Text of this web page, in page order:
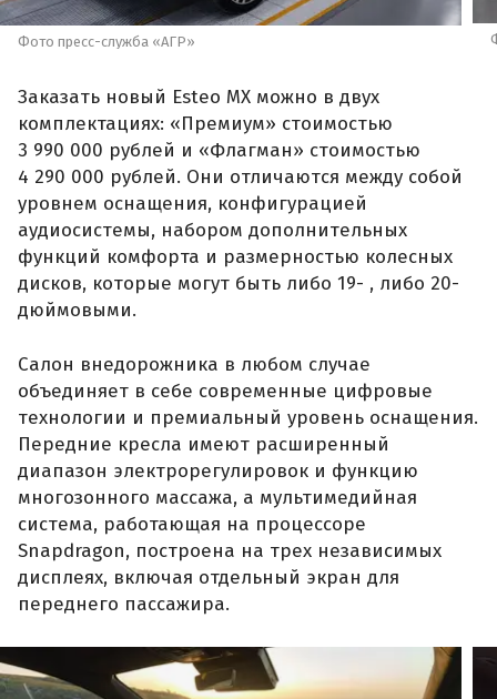
Фото пресс-служба «АГР»
Заказать новый Esteo MX можно в двух
комплектациях: «Премиум» стоимостью
3 990 000 рублей и «Флагман» стоимостью
4 290 000 рублей. Они отличаются между собой
уровнем оснащения, конфигурацией
аудиосистемы, набором дополнительных
функций комфорта и размерностью колесных
дисков, которые могут быть либо 19- , либо 20-
дюймовыми.
Салон внедорожника в любом случае
объединяет в себе современные цифровые
технологии и премиальный уровень оснащения.
Передние кресла имеют расширенный
диапазон электрорегулировок и функцию
многозонного массажа, а мультимедийная
система, работающая на процессоре
Snapdragon, построена на трех независимых
дисплеях, включая отдельный экран для
переднего пассажира.